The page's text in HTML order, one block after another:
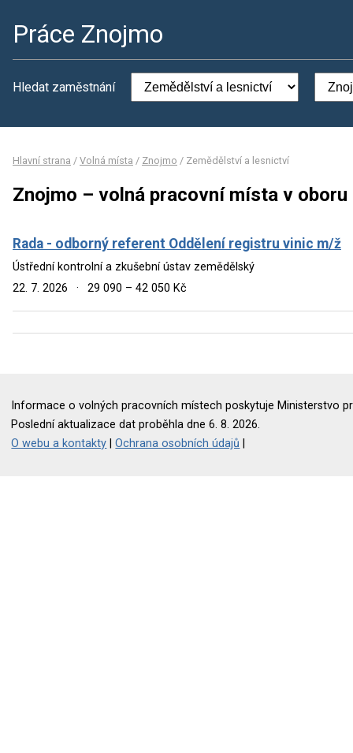
Práce Znojmo
Hledat zaměstnání
Hlavní strana / Volná místa / Znojmo / Zemědělství a lesnictví
Znojmo – volná pracovní místa v
Rada - odborný referent Oddělení registru vinic m/ž
Ústřední kontrolní a zkušební ústav zemědělský
22. 7. 2026
· 29 090 – 42 050 Kč
Informace o volných pracovních místech poskytuje Ministerstvo
Poslední aktualizace dat proběhla dne 6. 8. 2026.
O webu a kontakty |Ochrana osobních údajů